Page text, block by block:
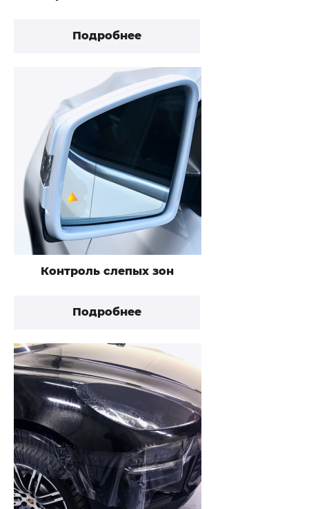
Подробнее
Контроль слепых зон
Подробнее